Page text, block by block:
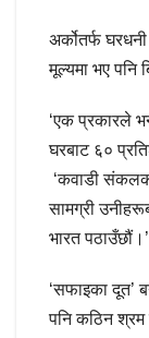
अर्कोतर्फ
मूल्यमा भए पनि
‘एक प्रकारले
घरबाट ६०
‘कवाडी
सामग्री
भारत पठाउँछौं।’
‘सफाइका दूत’
पनि कठिन श्रम